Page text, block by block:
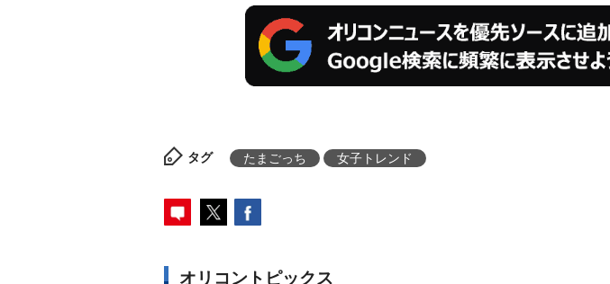
タグ たまごっち 女子トレンド
オリコントピックス